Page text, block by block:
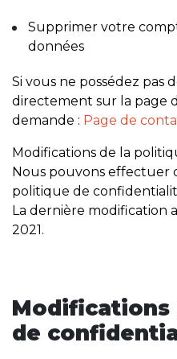
Supprimer votre
données
Si vous ne possédez pas
directement sur la page
demande : Page de
Modifications de la
Nous pouvons effectuer
politique de
La dernière modification
2021.
Modifications
de